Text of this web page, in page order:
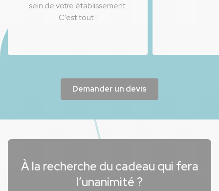
sein de votre établissement.
C’est tout !
Demander un devis
À la recherche du cadeau qui fera
l’unanimité ?